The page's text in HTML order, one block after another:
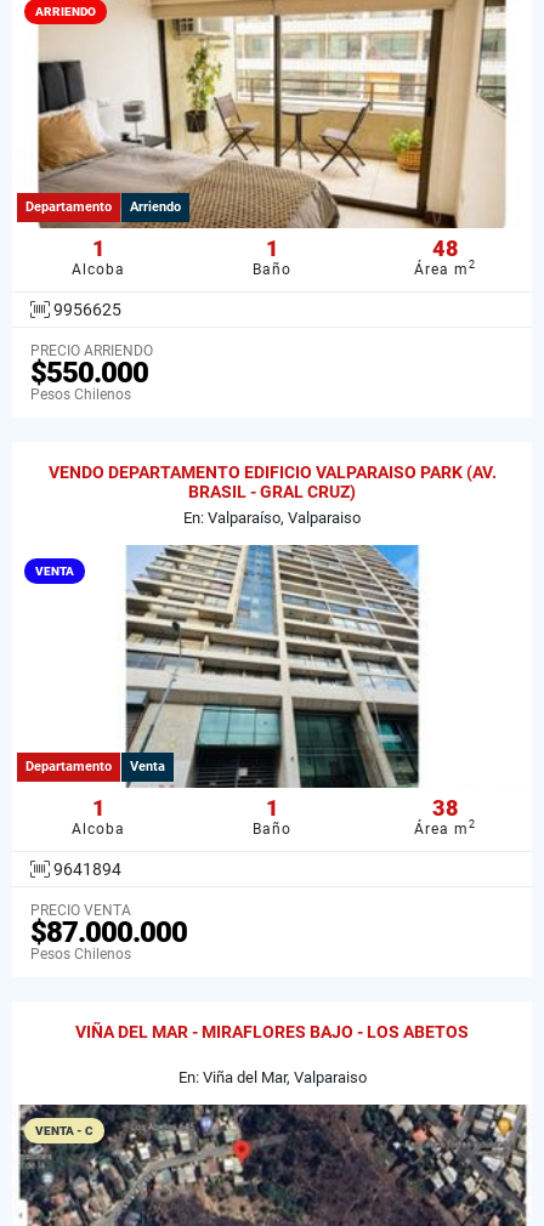
ARRIENDO
Departamento Arriendo
1
Alcoba
1
Baño
48
Área m2
9956625
PRECIO ARRIENDO
$550.000
Pesos Chilenos
VENDO DEPARTAMENTO EDIFICIO VALPARAISO PARK (AV.
BRASIL - GRAL CRUZ)
En: Valparaíso, Valparaiso
VENTA
Departamento Venta
1
Alcoba
1
Baño
38
Área m2
9641894
PRECIO VENTA
$87.000.000
Pesos Chilenos
VIÑA DEL MAR - MIRAFLORES BAJO - LOS ABETOS
En: Viña del Mar, Valparaiso
VENTA - C